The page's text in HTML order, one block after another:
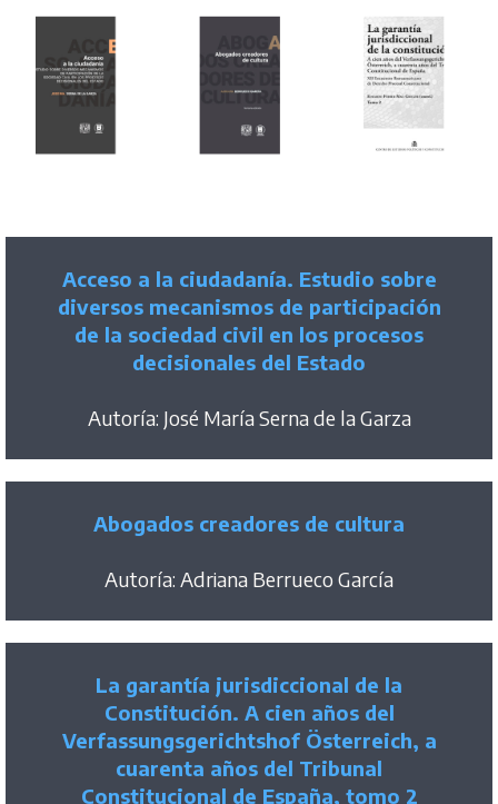
Acceso a la ciudadanía. Estudio sobre
diversos mecanismos de participación
de la sociedad civil en los procesos
decisionales del Estado
Autoría: José María Serna de la Garza
Abogados creadores de cultura
Autoría: Adriana Berrueco García
La garantía jurisdiccional de la
Constitución. A cien años del
Verfassungsgerichtshof Österreich, a
cuarenta años del Tribunal
Constitucional de España, tomo 2